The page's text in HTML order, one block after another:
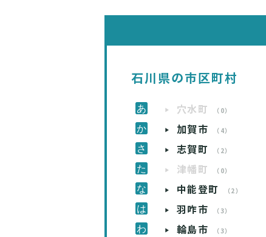
石川県の市区町村
穴水町 （0）
加賀市 （4）
志賀町 （2）
津幡町 （0）
中能登町 （2）
羽咋市 （3）
輪島市 （3）